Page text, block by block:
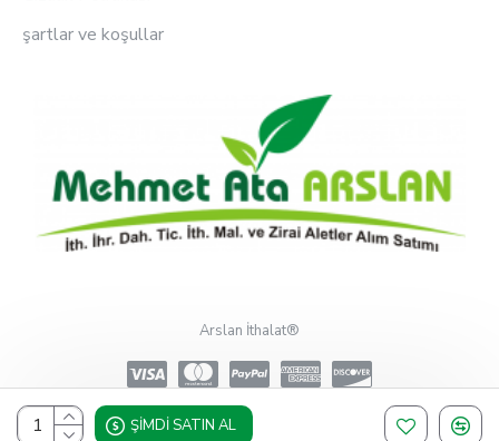
ŞIMDI SATIN AL
şartlar ve koşullar
Arslan İthalat®